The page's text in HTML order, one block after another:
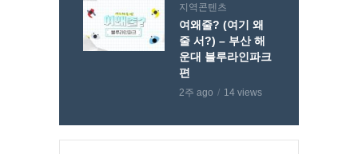
지역콘텐츠
여왜줄? (여기 왜
줄 서?) – 부산 해
운대 블루라인파크
편
2주 ago 14 views